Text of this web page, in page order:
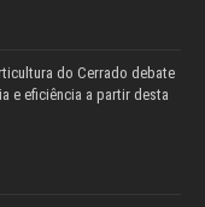
do Cerrado debate
e eficiência a partir desta